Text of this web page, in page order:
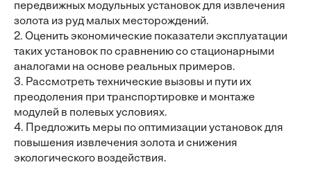
передвижных модульных установок для извлечения
золота из руд малых месторождений.
2. Оценить экономические показатели эксплуатации
таких установок по сравнению со стационарными
аналогами на основе реальных примеров.
3. Рассмотреть технические вызовы и пути их
преодоления при транспортировке и монтаже
модулей в полевых условиях.
4. Предложить меры по оптимизации установок для
повышения извлечения золота и снижения
экологического воздействия.